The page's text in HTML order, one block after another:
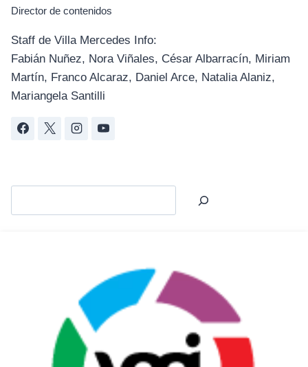
Director de contenidos
Staff de Villa Mercedes Info:
Fabián Nuñez, Nora Viñales, César Albarracín, Miriam
Martín, Franco Alcaraz, Daniel Arce, Natalia Alaniz,
Mariangela Santilli